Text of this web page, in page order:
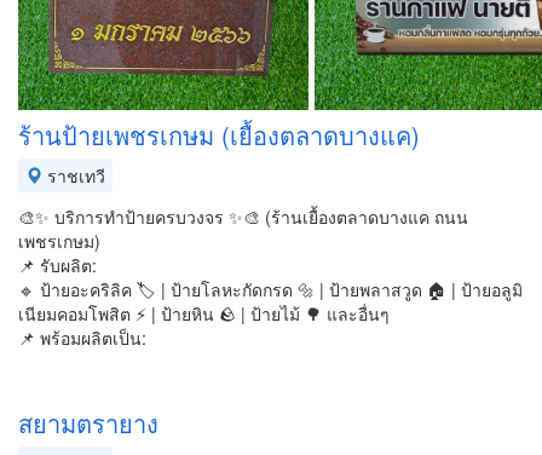
ร้านป้ายเพชรเกษม (เยื้องตลาดบางแค)
ราชเทวี
🎨✨ บริการทำป้ายครบวงจร ✨🎨 (ร้านเยื้องตลาดบางแค ถนน
เพชรเกษม)
📌 รับผลิต:
🔹 ป้ายอะคริลิค 🏷️ | ป้ายโลหะกัดกรด 🔩 | ป้ายพลาสวูด 🏠 | ป้ายอลูมิ
เนียมคอมโพสิต ⚡ | ป้ายหิน 🪨 | ป้ายไม้ 🌳 และอื่นๆ
📌 พร้อมผลิตเป็น:
สยามตรายาง